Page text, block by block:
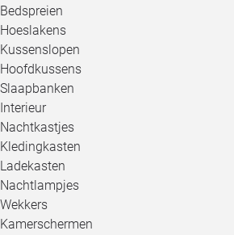
Bedspreien
Hoeslakens
Kussenslopen
Hoofdkussens
Slaapbanken
Interieur
Nachtkastjes
Kledingkasten
Ladekasten
Nachtlampjes
Wekkers
Kamerschermen